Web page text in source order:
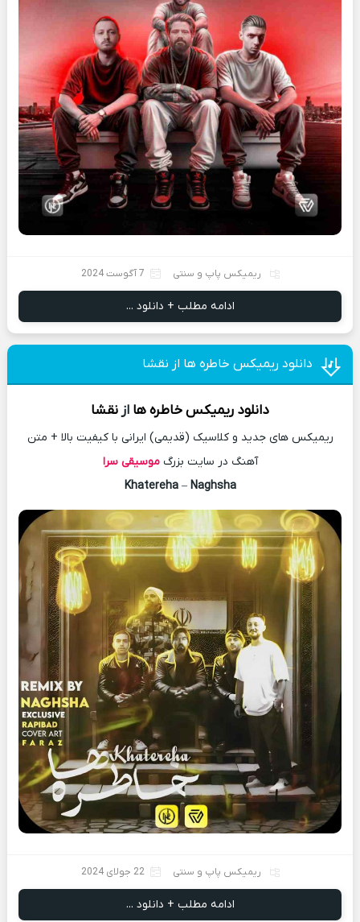
ریمیکس پاپ و سنتی 7 آگوست 2024
ادامه مطلب + دانلود ...
دانلود ریمیکس خاطره ها از نقشا
دانلود ریمیکسخاطره ها ازنقشا
ریمیکس های جدید و کلاسیک (قدیمی) ایرانی با کیفیت بالا + متن
آهنگ در سایت بزرگموسیقی سرا
Khatereha– Naghsha
ریمیکس پاپ و سنتی 22 جولای 2024
ادامه مطلب + دانلود ...